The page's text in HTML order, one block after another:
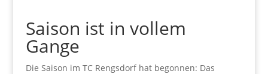
Saison ist in vollem
Gange
Die Saison im TC Rengsdorf hat begonnen: Das